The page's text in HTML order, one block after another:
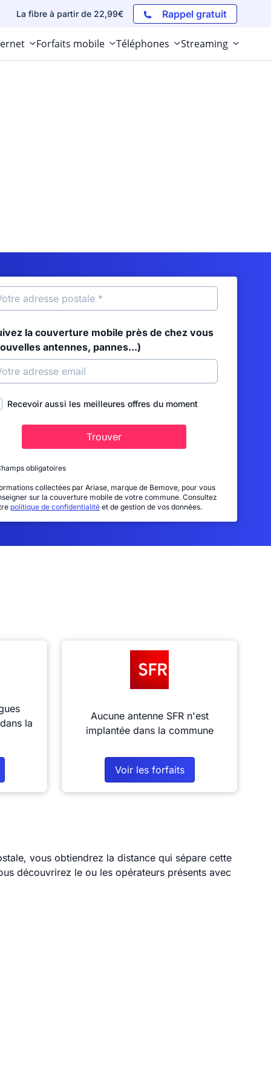
La fibre à partir de 22,99€ Rappel gratuit
Forfaits mobile Téléphones Streaming
la couverture mobile près de chez vous
antennes, pannes...)
Recevoir aussi les meilleures offres du moment
Trouver
obligatoires
collectées par Ariase, marque de Bemove, pour vous
sur la couverture mobile de votre commune. Consultez
politique de confidentialité et de gestion de vos données.
la
Aucune antenne SFR n'est
implantée dans la commune
Voir les forfaits
vous obtiendrez la distance qui sépare cette
découvrirez le ou les opérateurs présents avec